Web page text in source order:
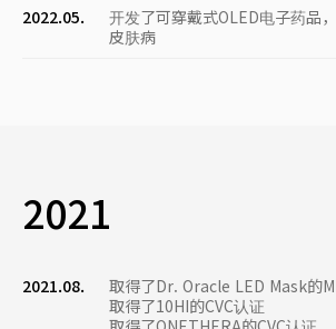
2022.05.
开发了可穿戴式OLED电子药品
皮肤病
2021
2021.08.
取得了Dr. Oracle LED Mask的
取得了10HI的CVC认证